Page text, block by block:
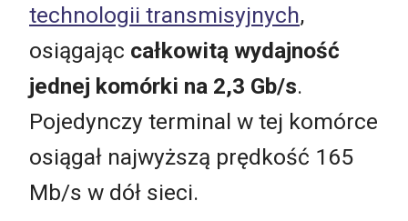
technologii transmisyjnych,
osiągając całkowitą wydajność
jednej komórki na 2,3 Gb/s.
Pojedynczy terminal w tej komórce
osiągał najwyższą prędkość 165
Mb/s w dół sieci.